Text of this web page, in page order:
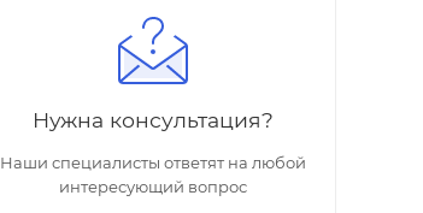
Нужна консультация?
Наши специалисты ответят на любой
интересующий вопрос